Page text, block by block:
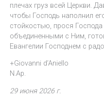
плечах груз всей Церкви.
чтобы Господь наполнил
стойкостью, прося
объединенными с Ним,
Евангелии Господнем с
+Giovanni d’Aniello
N.Ap.
29 июня 2026 г.